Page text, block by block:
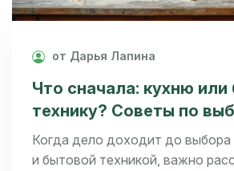
от Дарья Лапина
Что сначала: кухню
технику? Советы по
Когда дело доходит до
и бытовой техникой, важно